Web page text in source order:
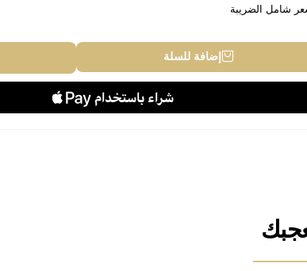
شامل الضريبة
إضافة للسلة